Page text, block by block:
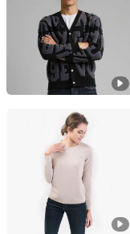
Zhejiang, China
Shanghai Brothers
Shanghai, China